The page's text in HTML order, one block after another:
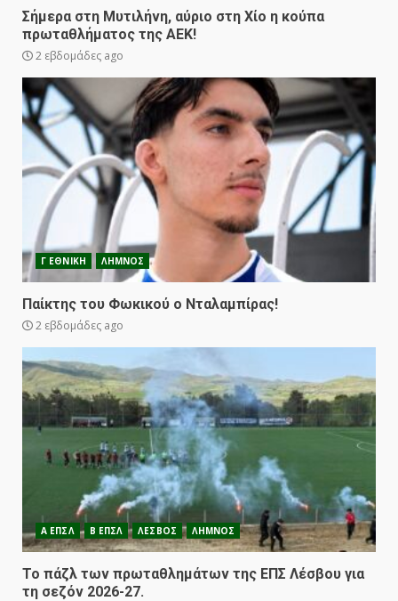
Σήμερα στη Μυτιλήνη, αύριο στη Χίο η κούπα
πρωταθλήματος της ΑΕΚ!
2 εβδομάδες ago
Γ ΕΘΝΙΚΗ ΛΗΜΝΟΣ
Παίκτης του Φωκικού ο Νταλαμπίρας!
2 εβδομάδες ago
Α ΕΠΣΛ Β ΕΠΣΛ ΛΕΣΒΟΣ ΛΗΜΝΟΣ
To πάζλ των πρωταθλημάτων της ΕΠΣ Λέσβου για
τη σεζόν 2026-27.